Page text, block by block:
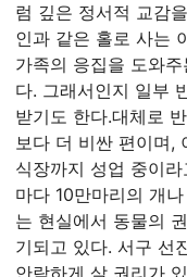
럼 깊은 정서적 교감
인과 같은 홀로 사는
가족의 응집을 도와
다. 그래서인지 일부
받기도 한다.대체로
보다 더 비싼 편이며,
식장까지 성업 중이
마다 10만마리의 개
는 현실에서 동물의
기되고 있다. 서구 선
안락하게 살 권리가